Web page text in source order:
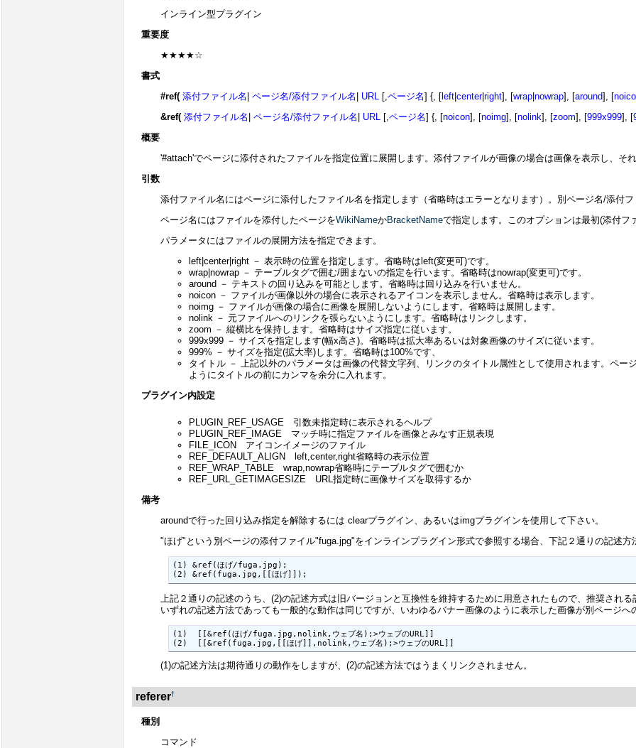
インライン型プラグイン
重要度
★★★★☆
書式
#ref( 添付ファイル名 ページ名/添付ファイル名 URL [,ページ名] {, [ left center|right], [wrap nowrap], [around], [
&ref( 添付ファイル名 ページ名/添付ファイル名 URL [,ページ名] {, [noicon], [noimg], [nolink], [zoom], [999x999], [
概要
'#attach'でページに添付されたファイルを指定位置に展開します。添付ファイルが画像の場合は画像を表示し、そ
引数
添付ファイル名にはページに添付したファイル名を指定します（省略時はエラーとなります）。別ページ名/添付
ページ名にはファイルを添付したページをWikiNameかBracketNameで指定します。このオプションは最初(添付
パラメータにはファイルの展開方法を指定できます。
left|center|right － 表示時の位置を指定します。省略時はleft(変更可)です。
wrap|nowrap － テーブルタグで囲む/囲まないの指定を行います。省略時はnowrap(変更可)です。
around － テキストの回り込みを可能とします。省略時は回り込みを行いません。
noicon － ファイルが画像以外の場合に表示されるアイコンを表示しません。省略時は表示します。
noimg － ファイルが画像の場合に画像を展開しないようにします。省略時は展開します。
nolink － 元ファイルへのリンクを張らないようにします。省略時はリンクします。
zoom － 縦横比を保持します。省略時はサイズ指定に従います。
999x999 － サイズを指定します(幅x高さ)。省略時は拡大率あるいは対象画像のサイズに従います。
999% － サイズを指定(拡大率)します。省略時は100%です、
タイトル － 上記以外のパラメータは画像の代替文字列、リンクのタイトル属性として使用されます。ペ
ようにタイトルの前にカンマを余分に入れます。
プラグイン内設定
PLUGIN_REF_USAGE 引数未指定時に表示されるヘルプ
PLUGIN_REF_IMAGE マッチ時に指定ファイルを画像とみなす正規表現
FILE_ICON アイコンイメージのファイル
REF_DEFAULT_ALIGN left,center,right省略時の表示位置
REF_WRAP_TABLE wrap,nowrap省略時にテーブルタグで囲むか
REF_URL_GETIMAGESIZE URL指定時に画像サイズを取得するか
備考
aroundで行った回り込み指定を解除するには clearプラグイン、あるいはimgプラグインを使用して下さい。
"ほげ"という別ページの添付ファイル"fuga.jpg"をインラインプラグイン形式で参照する場合、下記２通りの記述方
(1) &ref(ほげ/fuga.jpg);
(2) &ref(fuga.jpg,[[ほげ]]);
上記２通りの記述のうち、(2)の記述方式は旧バージョンと互換性を維持するために用意されたもので、推奨され
いずれの記述方法であっても一般的な動作は同じですが、いわゆるバナー画像のように表示した画像が別ページ
(1)  [[&ref(ほげ/fuga.jpg,nolink,ウェブ名);>ウェブのURL]]
(2)  [[&ref(fuga.jpg,[[ほげ]],nolink,ウェブ名);>ウェブのURL]]
(1)の記述方法は期待通りの動作をしますが、(2)の記述方法ではうまくリンクされません。
referer†
種別
コマンド